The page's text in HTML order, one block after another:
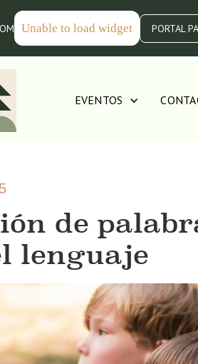
Unable to load widget PORTAL
EVENTOS
de
lenguaje